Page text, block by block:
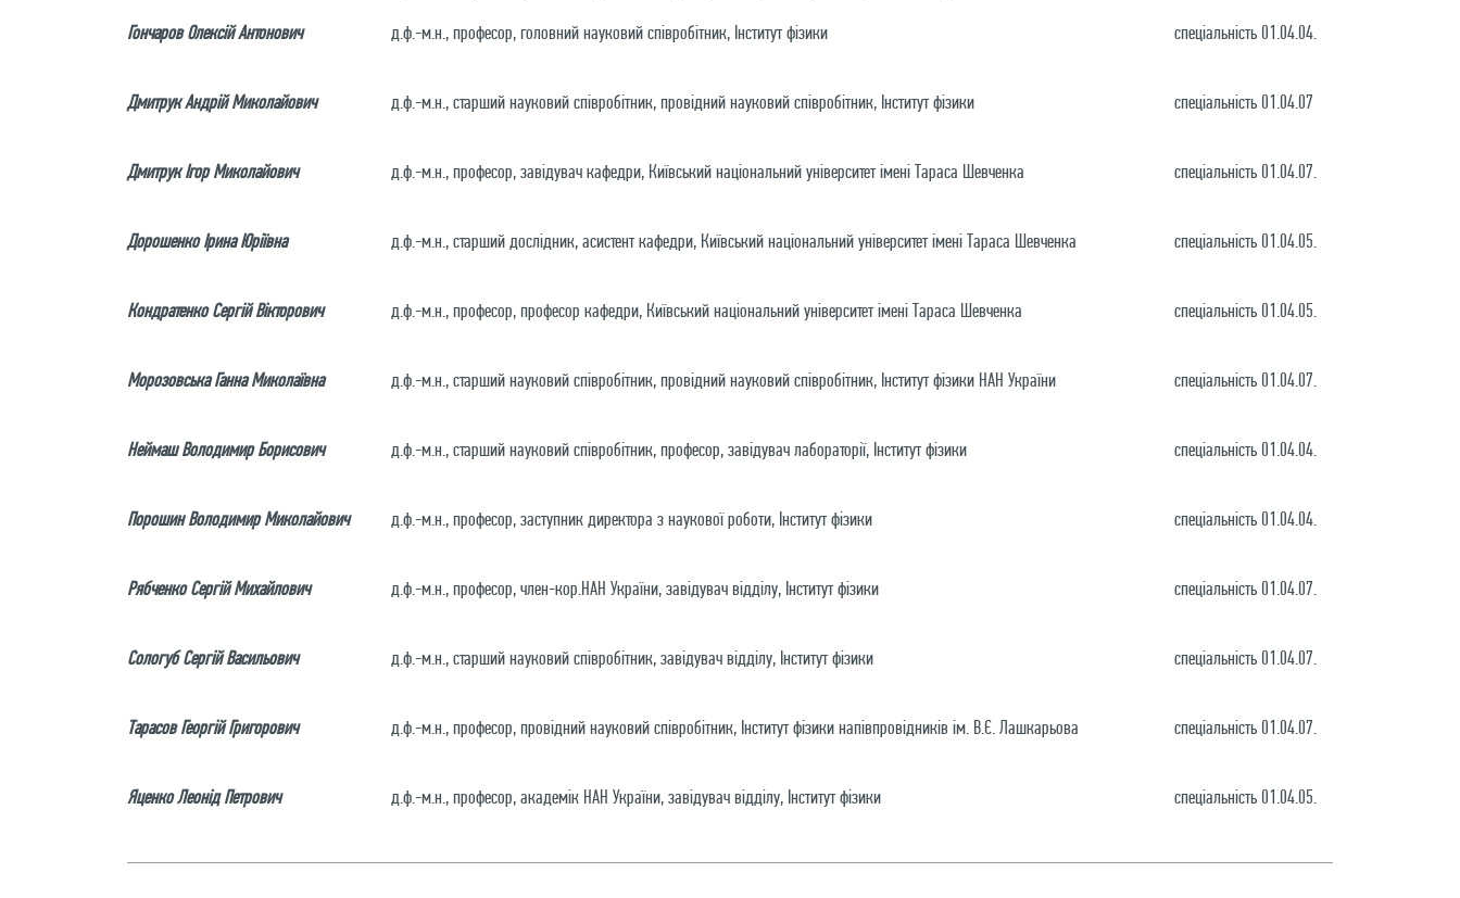
Гончаров Олексій Антонович д.ф.-м.н., професор, головний науковий співробітник, Інститут фізики спеціальність 01.04.04.
Дмитрук Андрій Миколайович д.ф.-м.н., старший науковий співробітник, провідний науковий співробітник, Інститут фізики спеціальність 01.04.07
Дмитрук Ігор Миколайович д.ф.-м.н., професор, завідувач кафедри, Київський національний університет імені Тараса Шевченка спеціальність 01.04.07.
Дорошенко Ірина Юріївна д.ф.-м.н., старший дослідник, асистент кафедри, Київський національний університет імені Тараса Шевченка спеціальність 01.04.05.
Кондратенко Сергій Вікторович д.ф.-м.н., професор, професор кафедри, Київський національний університет імені Тараса Шевченка спеціальність 01.04.05.
Морозовська Ганна Миколаївна д.ф.-м.н., старший науковий співробітник, провідний науковий співробітник, Інститут фізики НАН України спеціальність 01.04.07.
Неймаш Володимир Борисович д.ф.-м.н., старший науковий співробітник, професор, завідувач лабораторії, Інститут фізики спеціальність 01.04.04.
Порошин Володимир Миколайович д.ф.-м.н., професор, заступник директора з наукової роботи, Інститут фізики спеціальність 01.04.04.
Рябченко Сергій Михайлович д.ф.-м.н., професор, член-кор.НАН України, завідувач відділу, Інститут фізики спеціальність 01.04.07.
Сологуб Сергій Васильович д.ф.-м.н., старший науковий співробітник, завідувач відділу, Інститут фізики спеціальність 01.04.07.
Тарасов Георгій Григорович д.ф.-м.н., професор, провідний науковий співробітник, Інститут фізики напівпровідників ім. В.Є. Лашкарьова спеціальність 01.04.07.
Яценко Леонід Петрович д.ф.-м.н., професор, академік НАН України, завідувач відділу, Інститут фізики спеціальність 01.04.05.